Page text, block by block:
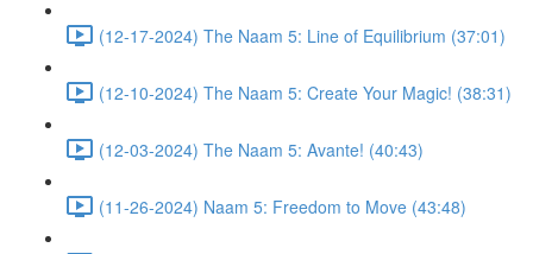
(12-17-2024) The Naam 5: Line of Equilibrium (37:01)
(12-10-2024) The Naam 5: Create Your Magic! (38:31)
(12-03-2024) The Naam 5: Avante! (40:43)
(11-26-2024) Naam 5: Freedom to Move (43:48)